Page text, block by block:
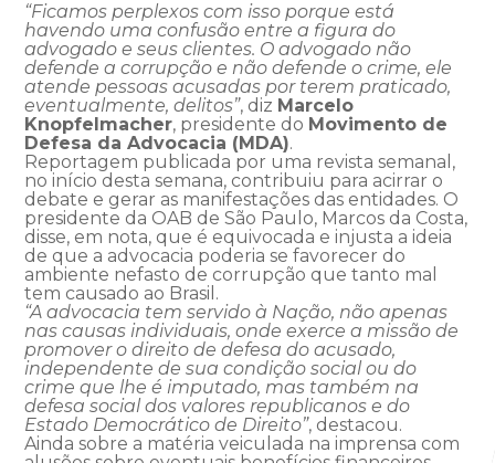
“Ficamos perplexos com isso porque está
havendo uma confusão entre a figura do
advogado e seus clientes. O advogado não
defende a corrupção e não defende o crime, ele
atende pessoas acusadas por terem praticado,
eventualmente, delitos”, diz Marcelo
Knopfelmacher, presidente do Movimento de
Defesa da Advocacia (MDA).
Reportagem publicada por uma revista semanal,
no início desta semana, contribuiu para acirrar o
debate e gerar as manifestações das entidades. O
presidente da OAB de São Paulo, Marcos da Costa,
disse, em nota, que é equivocada e injusta a ideia
de que a advocacia poderia se favorecer do
ambiente nefasto de corrupção que tanto mal
tem causado ao Brasil.
“A advocacia tem servido à Nação, não apenas
nas causas individuais, onde exerce a missão de
promover o direito de defesa do acusado,
independente de sua condição social ou do
crime que lhe é imputado, mas também na
defesa social dos valores republicanos e do
Estado Democrático de Direito”, destacou.
Ainda sobre a matéria veiculada na imprensa com